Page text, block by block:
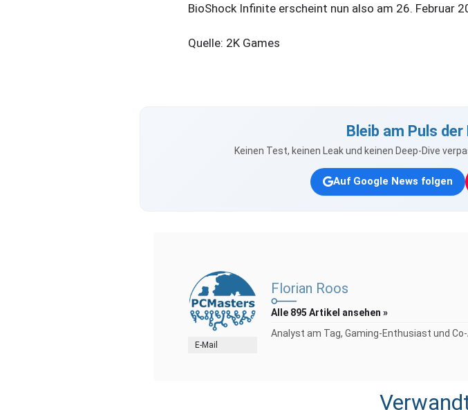
BioShock Infinite erscheint nun also am 26. Februar
Quelle: 2K Games
Bleib am Puls
Keinen Test, keinen Leak und keinen Deep-Dive
Auf Google News folgen
E-Mail
Florian Roos
Alle 895 Artikel ansehen »
Analyst am Tag, Gaming-Enthusiast und Co-